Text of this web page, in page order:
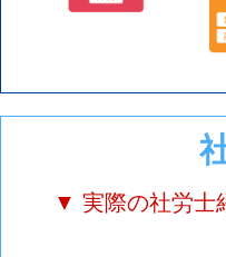
▼ 実際の社労士